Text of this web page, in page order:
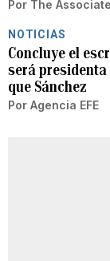
Por The
NOTICIAS
Concluye el
será
que Sánchez
Por Agencia EFE